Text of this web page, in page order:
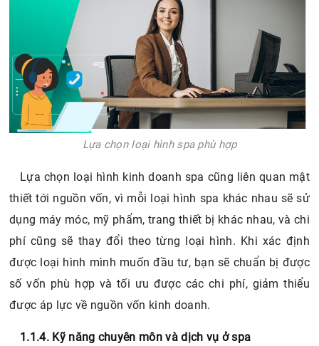
Lựa chọn loại hình spa phù hợp
Lựa chọn loại hình kinh doanh spa cũng liên quan mật
thiết tới nguồn vốn, vì mỗi loại hình spa khác nhau sẽ sử
dụng máy móc, mỹ phẩm, trang thiết bị khác nhau, và chi
phí cũng sẽ thay đổi theo từng loại hình. Khi xác định
được loại hình mình muốn đầu tư, bạn sẽ chuẩn bị được
số vốn phù hợp và tối ưu được các chi phí, giảm thiểu
được áp lực về nguồn vốn kinh doanh.
1.1.4. Kỹ năng chuyên môn và dịch vụ ở spa